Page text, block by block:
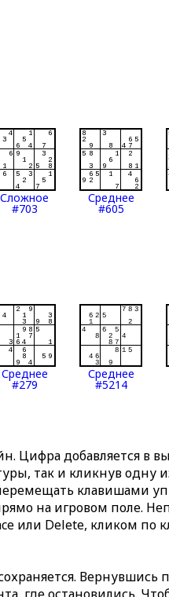
Сложное
#703
Среднее
#605
Среднее
#279
Среднее
#5214
Цифра добавляется в
так и кликнув одну
клавишами
на игровом поле.
или Delete, кликом по
Вернувшись